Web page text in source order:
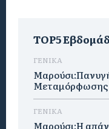
TOP5
ΓΕΝΙΚΑ
Μεταμόρφωσης
ΓΕΝΙΚΑ
Μαρούσι:Η